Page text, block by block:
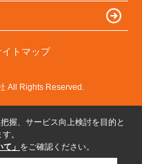
イトマップ
All Rights Reserved.
握、サービス向上検討を目的と
。
」 をご確認ください。